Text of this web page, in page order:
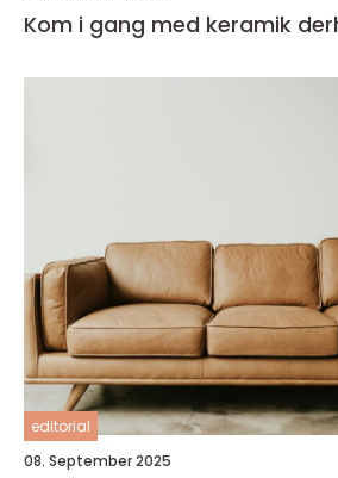
Kom i gang med keramik
editorial
08. September 2025